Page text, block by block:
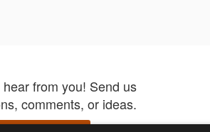
from you! Send us
comments, or ideas.